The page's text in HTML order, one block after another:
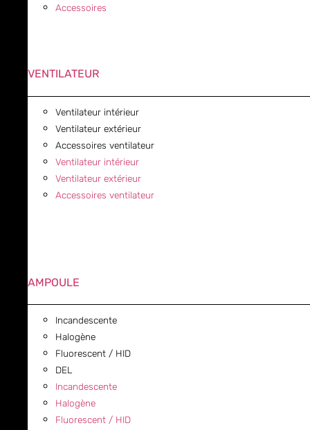
Accessoires
VENTILATEUR
Ventilateur intérieur
Ventilateur extérieur
Accessoires ventilateur
Ventilateur intérieur
Ventilateur extérieur
Accessoires ventilateur
AMPOULE
Incandescente
Halogène
Fluorescent / HID
DEL
Incandescente
Halogène
Fluorescent / HID